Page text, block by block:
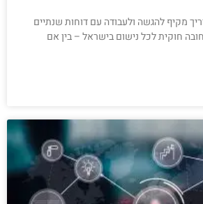
2024 – מדריך מקיף להגשה ולעבודה עם דוחות שנתיים
חוקית לכל נישום בישראל – בין אם